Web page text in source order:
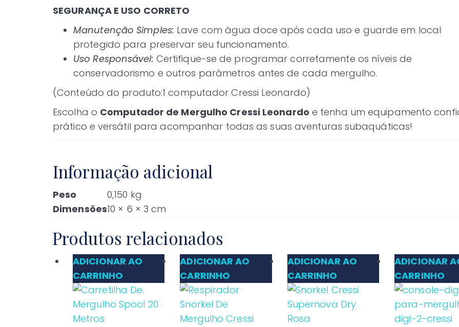
SEGURANÇA E USO CORRETO
Manutenção Simples: Lave com água doce após cada uso e guarde em local
protegido para preservar seu funcionamento.
Uso Responsável: Certifique-se de programar corretamente os níveis de
conservadorismo e outros parâmetros antes de cada mergulho.
(Conteúdo do produto:1 computador Cressi Leonardo)
Escolha o Computador de Mergulho Cressi Leonardo e tenha um equipamento
prático e versátil para acompanhar todas as suas aventuras subaquáticas!
Informação adicional
Peso
0,150 kg
Dimensões10 × 6 × 3 cm
Produtos relacionados
ADICIONAR AO
CARRINHO
ADICIONAR AO
CARRINHO
ADICIONAR AO
CARRINHO
ADICIONAR
CARRINHO